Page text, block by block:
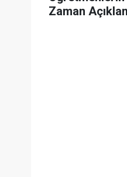
Zaman